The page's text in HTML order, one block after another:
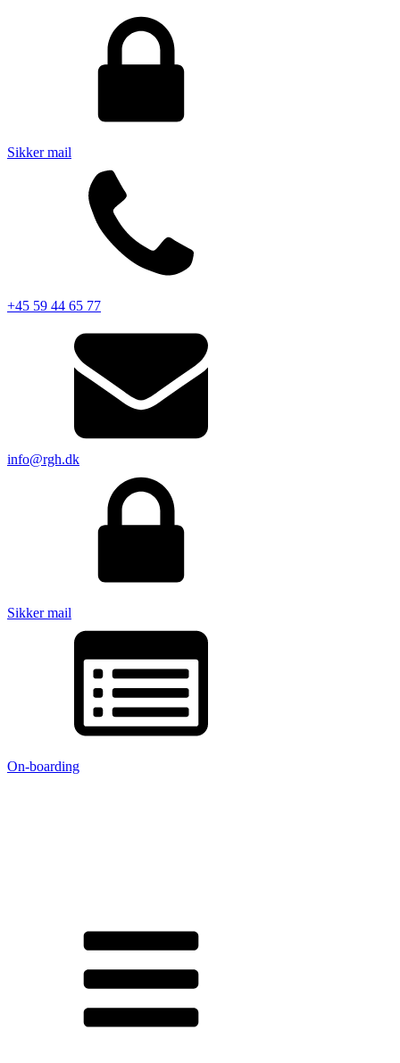
Sikker mail
+45 59 44 65 77
info@rgh.dk
Sikker mail
On-boarding